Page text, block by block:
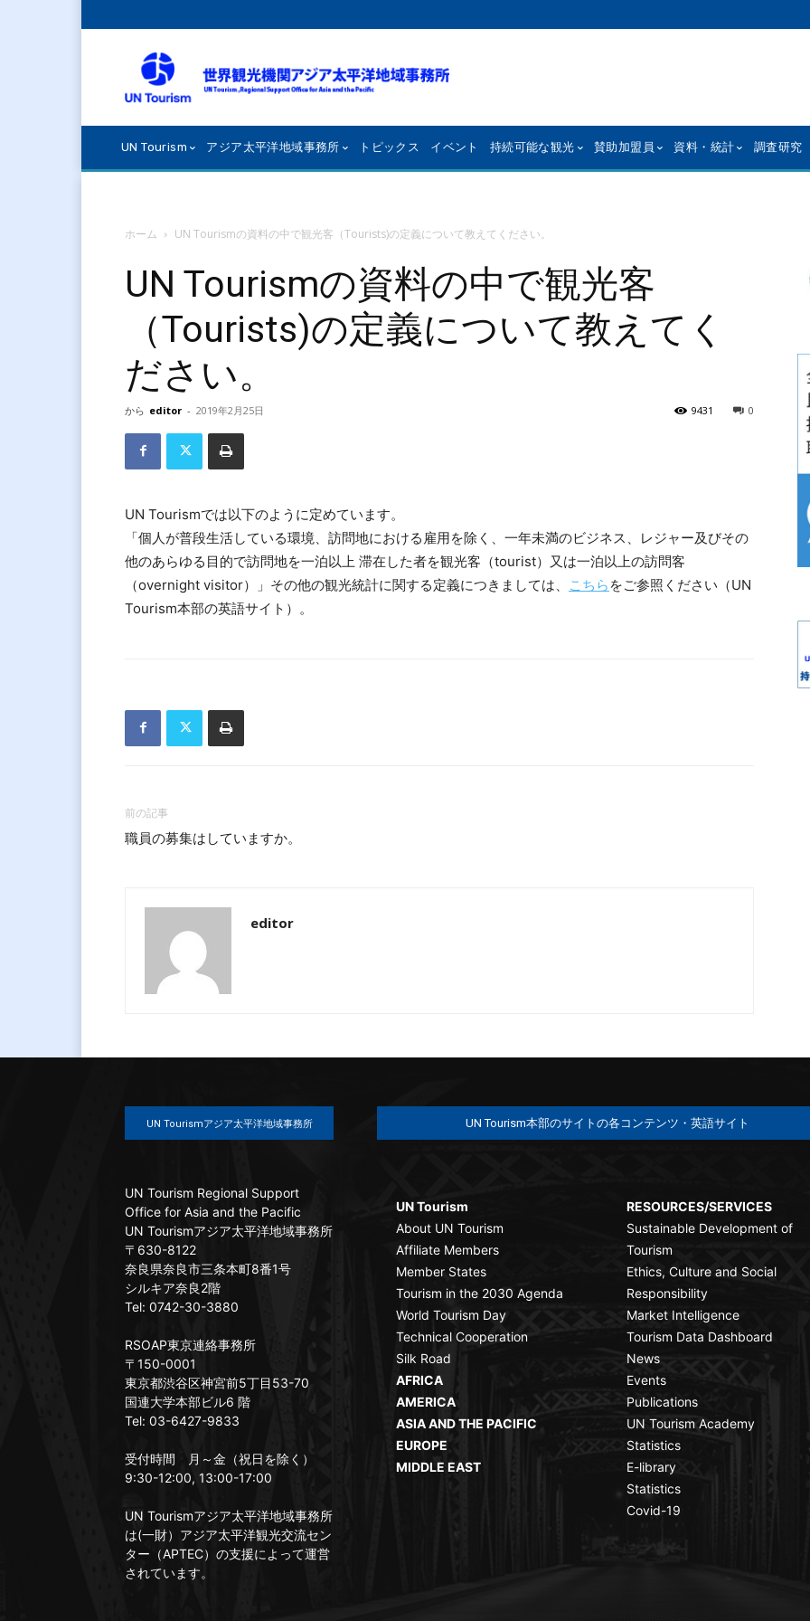
UN Tourism アジア太平洋地域事務所 トピックス イベント 持続可能な観光 賛助加盟員 資料・統計 調査研究
ホーム UN Tourismの資料の中で観光客（Tourists)の定義について教えてください。
UN Tourismの資料の中で観光客
（Tourists)の定義について教えてく
ださい。
から editor - 2019年2月25日 0
9431
UN Tourismでは以下のように定めています。
「個人が普段生活している環境、訪問地における雇用を除く、一年未満のビジネス、レジャー及びその
他のあらゆる目的で訪問地を一泊以上 滞在した者を観光客（tourist）又は一泊以上の訪問客
（overnight visitor）」その他の観光統計に関する定義につきましては、
こちら をご参照ください（UN
Tourism本部の英語サイト）。
前の記事
職員の募集はしていますか。
editor
UN Tourismアジア太平洋地域事務所
UN Tourism Regional Support
Office for Asia and the Pacific
UN Tourismアジア太平洋地域事務所
〒630-8122
奈良県奈良市三条本町8番1号
シルキア奈良2階
Tel: 0742-30-3880
RSOAP東京連絡事務所
〒150-0001
東京都渋谷区神宮前5丁目53-70
国連大学本部ビル6 階
Tel: 03-6427-9833
受付時間 月～金（祝日を除く）
9:30-12:00, 13:00-17:00
UN Tourismアジア太平洋地域事務所
は(一財）アジア太平洋観光交流セン
ター（APTEC）の支援によって運営
されています。
UN Tourism本部のサイトの各コンテンツ・英語サイト
UN Tourism
About UN Tourism
Affiliate Members
Member States
Tourism in the 2030 Agenda
World Tourism Day
Technical Cooperation
Silk Road
AFRICA
AMERICA
ASIA AND THE PACIFIC
EUROPE
MIDDLE EAST
RESOURCES/SERVICES
Sustainable Development of
Tourism
Ethics, Culture and Social
Responsibility
Market Intelligence
Tourism Data Dashboard
News
Events
Publications
UN Tourism Academy
Statistics
E-library
Statistics
Covid-19